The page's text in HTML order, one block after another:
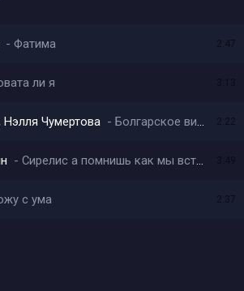
Фатима 2:47
ли я
Нэлля Чумертова Болгарское вино 2:22
Сирелис а помнишь как мы встретились
с ума 2:37